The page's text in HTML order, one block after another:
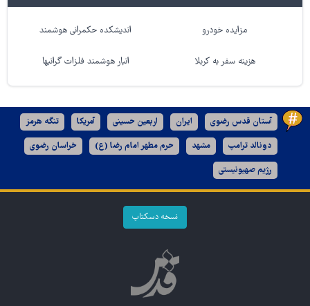
مزایده خودرو اندیشکده حکمرانی هوشمند
هزینه سفر به کربلا انبار هوشمند فلزات گرانبها
آستان قدس رضوی ایران اربعین حسینی آمریکا تنگه هرمز
دونالد ترامپ مشهد حرم مطهر امام رضا (ع) خراسان رضوی
رژیم صهیونیستی
نسخه دسکتاپ